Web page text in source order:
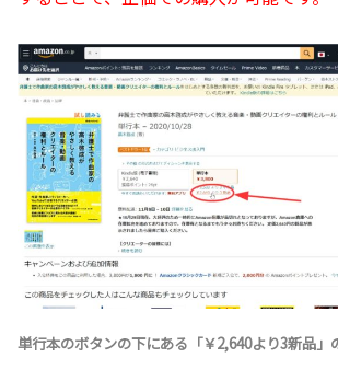
単行本のボタンの下にある「￥2,640より3新品」